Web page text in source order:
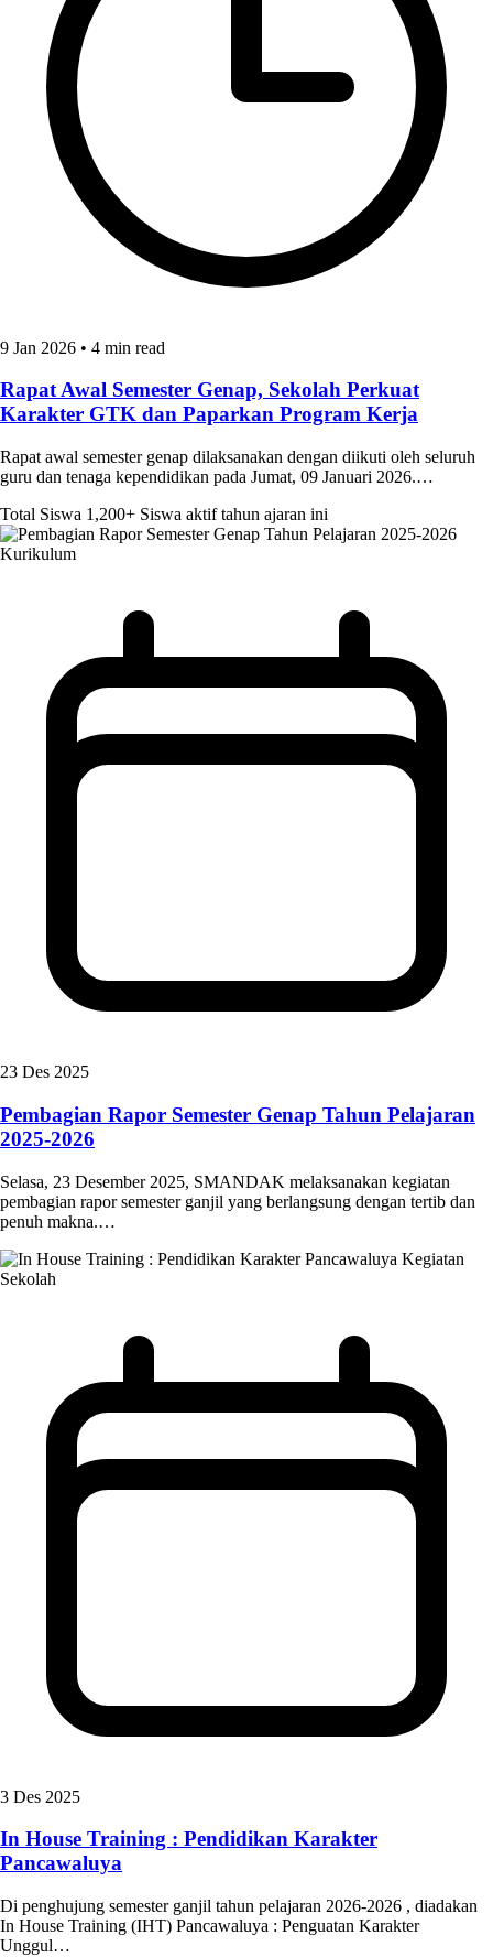
9 Jan 2026 • 4 min read
Rapat Awal Semester Genap, Sekolah Perkuat
Karakter GTK dan Paparkan Program Kerja
Rapat awal semester genap dilaksanakan dengan diikuti oleh seluruh
guru dan tenaga kependidikan pada Jumat, 09 Januari 2026.…
Total Siswa 1,200+ Siswa aktif tahun ajaran ini
Kurikulum
23 Des 2025
Pembagian Rapor Semester Genap Tahun Pelajaran
2025-2026
Selasa, 23 Desember 2025, SMANDAK melaksanakan kegiatan
pembagian rapor semester ganjil yang berlangsung dengan tertib dan
penuh makna.…
Kegiatan
Sekolah
3 Des 2025
In House Training : Pendidikan Karakter
Pancawaluya
Di penghujung semester ganjil tahun pelajaran 2026-2026 , diadakan
In House Training (IHT) Pancawaluya : Penguatan Karakter
Unggul…